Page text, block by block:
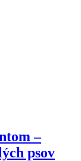
–
psov